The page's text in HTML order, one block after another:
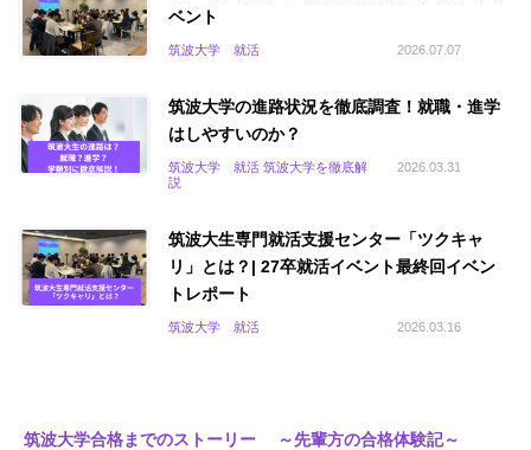
ベント
2026.07.07
筑波大学 就活
筑波大学の進路状況を徹底調査！就職・進学
はしやすいのか？
2026.03.31
筑波大学 就活 筑波大学を徹底解
説
筑波大生専門就活支援センター「ツクキャ
リ」とは？| 27卒就活イベント最終回イベン
トレポート
2026.03.16
筑波大学 就活
筑波大学合格までのストーリー ～先輩方の合格体験記～